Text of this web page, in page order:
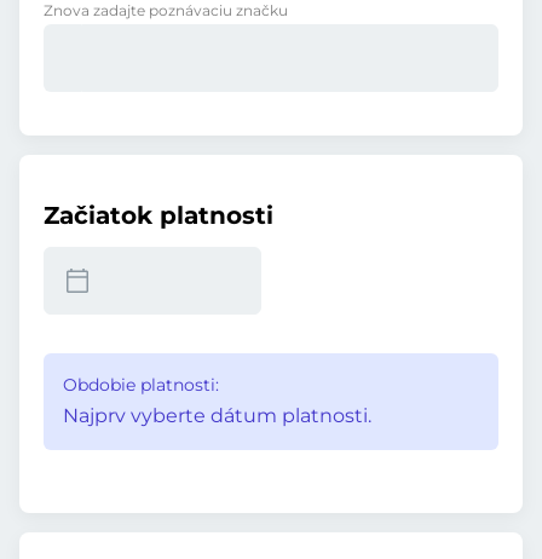
Znova zadajte poznávaciu značku
Začiatok platnosti
Obdobie platnosti:
Najprv vyberte dátum platnosti.